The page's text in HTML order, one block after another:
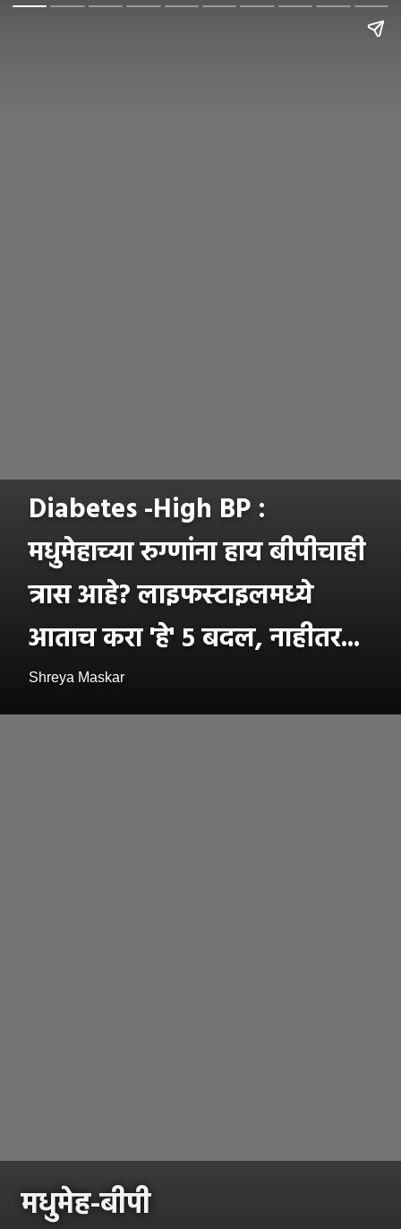
Diabetes -High BP :
मधुमेहाच्या रुग्णांना हाय बीपीचाही
त्रास आहे? लाइफस्टाइलमध्ये
आताच करा 'हे' ५ बदल, नाहीतर...
Shreya Maskar
मधुमेह-बीपी